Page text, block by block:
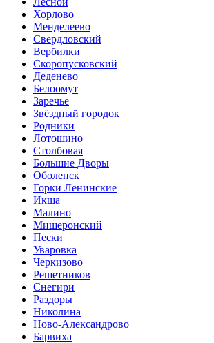
Хорлово
Менделеево
Свердловский
Вербилки
Скоропусковский
Деденево
Белоомут
Заречье
Звёздный городок
Родники
Лотошино
Столбовая
Большие Дворы
Оболенск
Горки Ленинские
Икша
Малино
Мишеронский
Пески
Уваровка
Черкизово
Решетников
Снегири
Раздоры
Николина
Ново-Александрово
Барвиха